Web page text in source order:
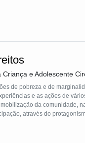
e Adolescente
de pobreza e de
e as ações de
na perspectiva de